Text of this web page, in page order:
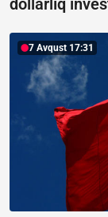
dollarlıq
7 Avqust 17:31